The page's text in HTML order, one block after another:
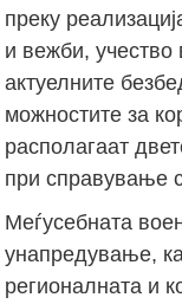
преку
и вежби,
актуелните
можностите за
располагаат
при справување
Меѓусебната
унапредување,
регионалната и